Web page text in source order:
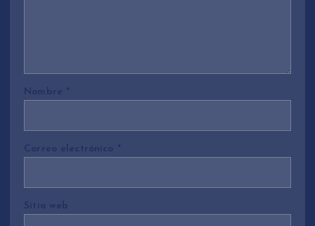
Nombre *
Correo electrónico *
Sitio web